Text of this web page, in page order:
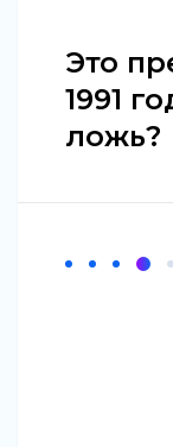
Это
1991
ложь?